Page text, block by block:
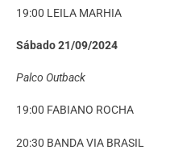
19:00 LEILA MARHIA
Sábado 21/09/2024
Palco Outback
19:00 FABIANO ROCHA
20:30 BANDA VIA BRASIL